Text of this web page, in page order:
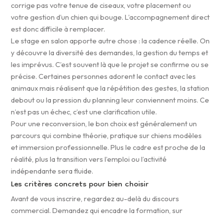
corrige pas votre tenue de ciseaux, votre placement ou
votre gestion d’un chien qui bouge. L’accompagnement direct
est donc difficile à remplacer.
Le stage en salon apporte autre chose : la cadence réelle. On
y découvre la diversité des demandes, la gestion du temps et
les imprévus. C’est souvent là que le projet se confirme ou se
précise. Certaines personnes adorent le contact avec les
animaux mais réalisent que la répétition des gestes, la station
debout ou la pression du planning leur conviennent moins. Ce
n’est pas un échec, c’est une clarification utile.
Pour une reconversion, le bon choix est généralement un
parcours qui combine théorie, pratique sur chiens modèles
et immersion professionnelle. Plus le cadre est proche de la
réalité, plus la transition vers l’emploi ou l’activité
indépendante sera fluide.
Les critères concrets pour bien choisir
Avant de vous inscrire, regardez au-delà du discours
commercial. Demandez qui encadre la formation, sur